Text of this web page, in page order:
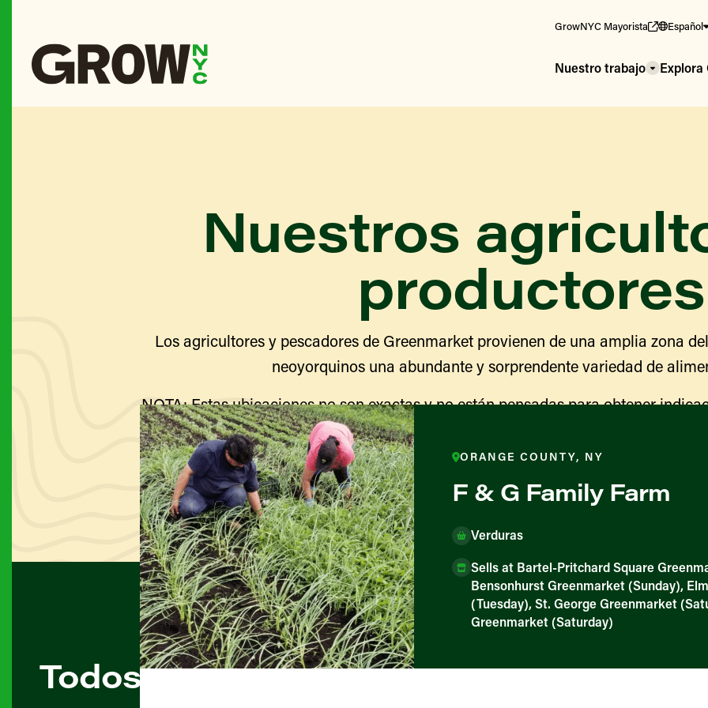
GrowNYC Mayorista Español
Nuestro trabajo Explora
Nuestros
productores
Los agricultores y pescadores de Greenmarket provienen de una amplia zona
neoyorquinos una abundante y sorprendente variedad de
NOTA: Estas ubicaciones no son exactas y no están pensadas para obtener
Visite el sitio web de cada granja para obtener información sobre las
indicaciones para llegar.
Todos los agricultores y productores
ORANGE COUNTY, NY
F & G Family Farm
Verduras
Sells at Bartel-Pritchard Square
Bensonhurst Greenmarket (Sunday),
(Tuesday), St. George Greenmarket
Greenmarket (Saturday)